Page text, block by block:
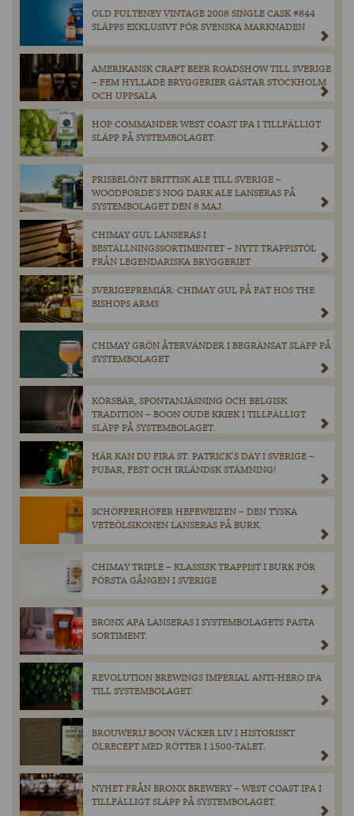
OLD PULTENEY VINTAGE 2008 SINGLE CASK #844
SLÄPPS EXKLUSIVT FÖR SVENSKA MARKNADEN
AMERIKANSK CRAFT BEER ROADSHOW TILL SVERIGE
– FEM HYLLADE BRYGGERIER GÄSTAR STOCKHOLM
OCH UPPSALA
HOP COMMANDER WEST COAST IPA I TILLFÄLLIGT
SLÄPP PÅ SYSTEMBOLAGET.
PRISBELÖNT BRITTISK ALE TILL SVERIGE –
WOODFORDE’S NOG DARK ALE LANSERAS PÅ
SYSTEMBOLAGET DEN 8 MAJ.
CHIMAY GUL LANSERAS I
BESTÄLLNINGSSORTIMENTET – NYTT TRAPPISTÖL
FRÅN LEGENDARISKA BRYGGERIET
SVERIGEPREMIÄR: CHIMAY GUL PÅ FAT HOS THE
BISHOPS ARMS
CHIMAY GRÖN ÅTERVÄNDER I BEGRÄNSAT SLÄPP PÅ
SYSTEMBOLAGET
KÖRSBÄR, SPONTANJÄSNING OCH BELGISK
TRADITION – BOON OUDE KRIEK I TILLFÄLLIGT
SLÄPP PÅ SYSTEMBOLAGET.
HÄR KAN DU FIRA ST. PATRICK’S DAY I SVERIGE –
PUBAR, FEST OCH IRLÄNDSK STÄMNING!
SCHÖFFERHOFER HEFEWEIZEN – DEN TYSKA
VETEÖLSIKONEN LANSERAS PÅ BURK.
CHIMAY TRIPLE – KLASSISK TRAPPIST I BURK FÖR
FÖRSTA GÅNGEN I SVERIGE
BRONX APA LANSERAS I SYSTEMBOLAGETS FASTA
SORTIMENT.
REVOLUTION BREWINGS IMPERIAL ANTI-HERO IPA
TILL SYSTEMBOLAGET.
BROUWERIJ BOON VÄCKER LIV I HISTORISKT
ÖLRECEPT MED RÖTTER I 1500-TALET.
NYHET FRÅN BRONX BREWERY – WEST COAST IPA I
TILLFÄLLIGT SLÄPP PÅ SYSTEMBOLAGET.